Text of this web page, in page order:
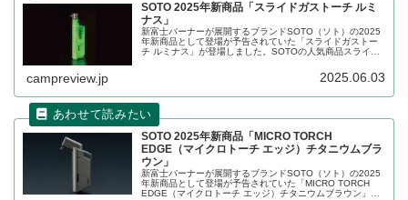
SOTO 2025年新商品「スライドガストーチ ルミ
ナス」
新富士バーナーが展開するブランドSOTO（ソト）の2025
年新商品として登場が予告されていた「スライドガストー
チ ルミナス」が登場しました。SOTOの人気商品スライド
シーンの雰囲気を壊すことなく、居場所を知らせてくれま
campreview.jp 2025.06.03
SOTO 2025年新商品「MICRO TORCH
EDGE（マイクロトーチ エッジ）チタニウムブラ
ウン」
新富士バーナーが展開するブランドSOTO（ソト）の2025
年新商品として登場が予告されていた「MICRO TORCH
EDGE（マイクロトーチ エッジ）チタニウムブラウン」が